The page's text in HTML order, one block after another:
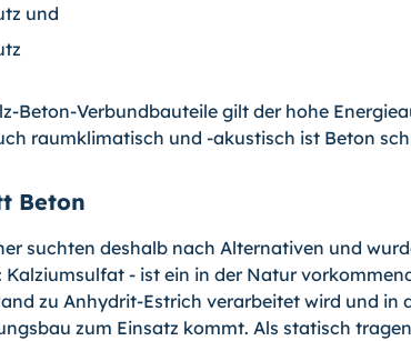
und
Beton-Verbundbauteile gilt der hohe
raumklimatisch und -akustisch ist Beton
Beton
suchten deshalb nach Alternativen und
- ist ein in der Natur
zu Anhydrit-Estrich verarbeitet wird und in
zum Einsatz kommt. Als statisch